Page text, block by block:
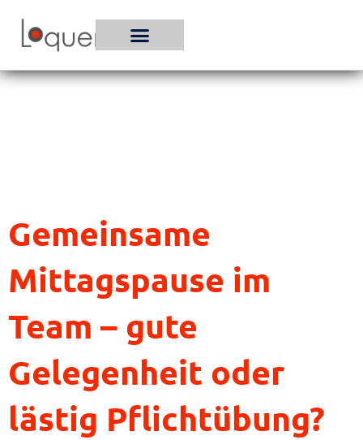
Inhalt
Gemeinsame
Mittagspause im
Team – gute
Gelegenheit oder
lästig Pflichtübung?